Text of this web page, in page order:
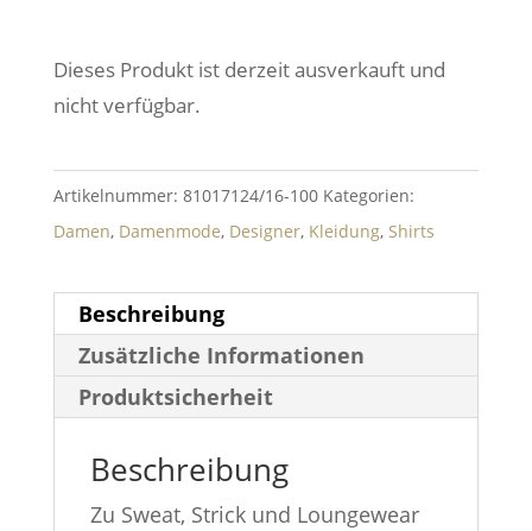
Dieses Produkt ist derzeit ausverkauft und
nicht verfügbar.
Artikelnummer: 81017124/16-100 Kategorien:
Damen, Damenmode, Designer, Kleidung, Shirts
Beschreibung
Zusätzliche Informationen
Produktsicherheit
Beschreibung
Zu Sweat, Strick und Loungewear